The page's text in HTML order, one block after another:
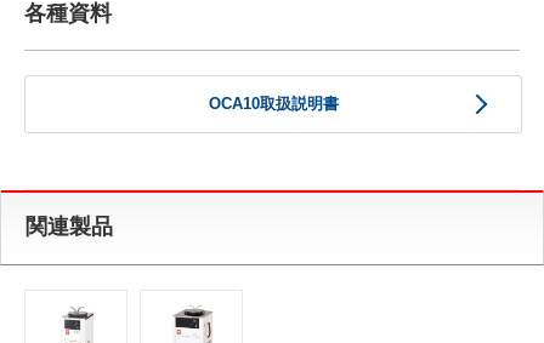
各種資料
OCA10取扱説明書
関連製品